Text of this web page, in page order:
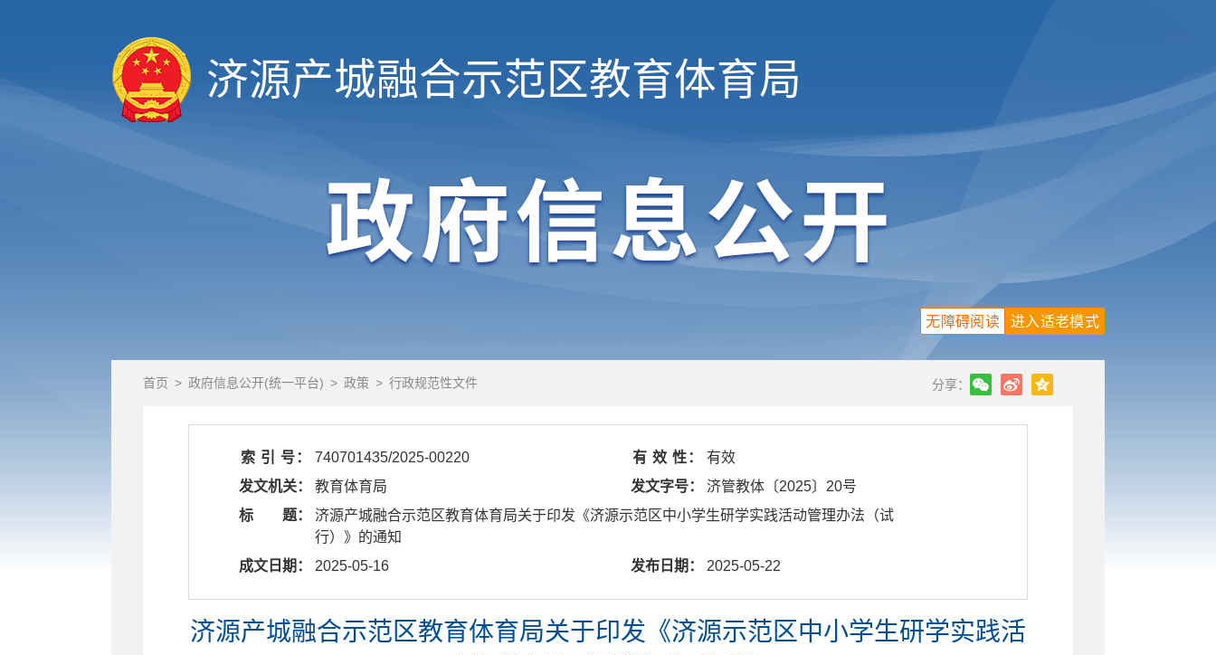
济源产城融合示范区教育体育局
进入适老模式
无障碍阅读
首页 > 政府信息公开(统一平台) > 政策 > 行政规范性文件 分享：
索 引 号： 740701435/2025-00220 有 效 性：
有效
发文机关：
教育体育局 发文字号：
济管教体〔2025〕20号
标 题：
济源产城融合示范区教育体育局关于印发《济源示范区中小学生研学实践活动管理办法（试
行）》的通知
成文日期：
2025-05-16 发布日期： 2025-05-22
济源产城融合示范区教育体育局关于印发《济源示范区中小学生研学实践活